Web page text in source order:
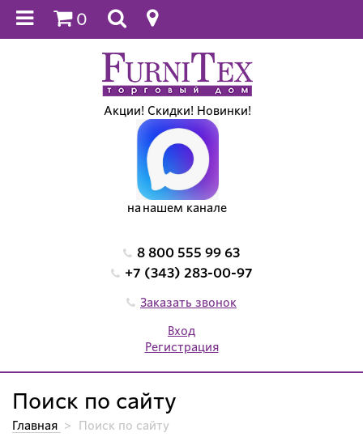
0
Акции! Скидки! Новинки!
на нашем канале
8 800 555 99 63
+7 (343) 283-00-97
Заказать звонок
Вход
Регистрация
Поиск по сайту
Главная > Поиск по сайту